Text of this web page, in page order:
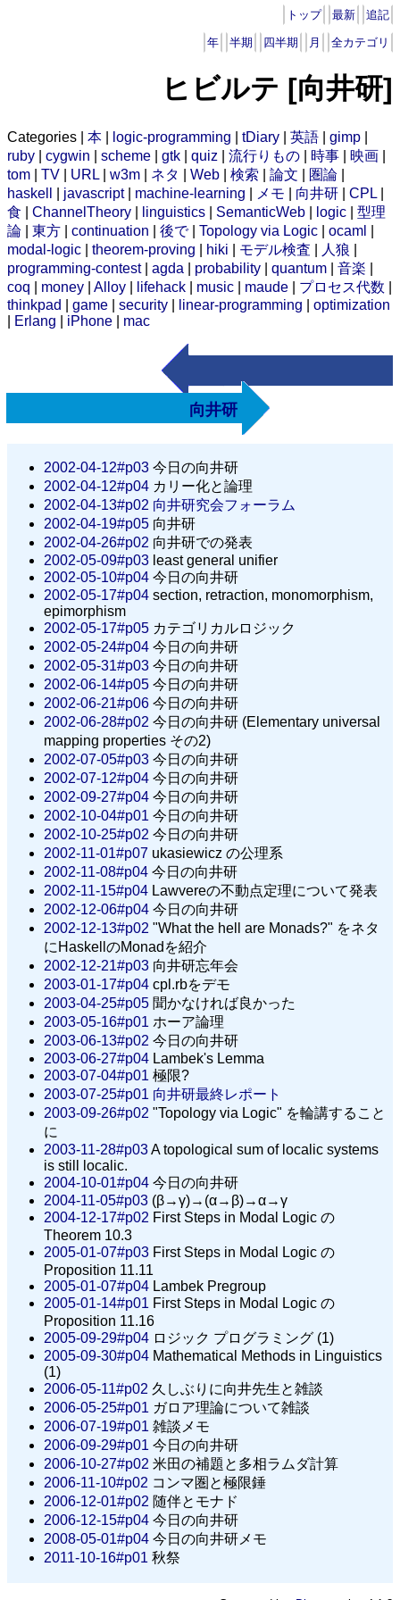
トップ 最新 追記
年 半期 四半期 月 全カテゴリ
ヒビルテ [向井研]
Categories | 本 logic-programming tDiary 英語 gimp
ruby
cygwin scheme gtk quiz 流行りもの 時事 映画
tom
TV URL w3m ネタ Web 検索 論文 圏論
haskell
javascript| machine-learning メモ 向井研 CPL
食
ChannelTheory linguistics SemanticWeb logic
型理
論
東方 continuation 後で| Topology via Logic ocaml
modal-logic
theorem-proving hiki モデル検査 人狼
programming-contest| agda probability quantum 音楽
coq
money Alloy lifehack music maude プロセス代数
thinkpad
game security linear-programming
optimization
Erlang iPhone mac
向井研
2002-04-12#p03 今日の向井研
2002-04-12#p04 カリー化と論理
2002-04-13#p02 向井研究会フォーラム
2002-04-19#p05 向井研
2002-04-26#p02 向井研での発表
2002-05-09#p03 least general unifier
2002-05-10#p04 今日の向井研
2002-05-17#p04 section, retraction, monomorphism,
epimorphism
2002-05-17#p05 カテゴリカルロジック
2002-05-24#p04 今日の向井研
2002-05-31#p03 今日の向井研
2002-06-14#p05 今日の向井研
2002-06-21#p06 今日の向井研
2002-06-28#p02 今日の向井研 (Elementary universal
mapping properties その2)
2002-07-05#p03 今日の向井研
2002-07-12#p04 今日の向井研
2002-09-27#p04 今日の向井研
2002-10-04#p01 今日の向井研
2002-10-25#p02 今日の向井研
2002-11-01#p07 ukasiewicz の公理系
2002-11-08#p04 今日の向井研
2002-11-15#p04 Lawvereの不動点定理について発表
2002-12-06#p04 今日の向井研
2002-12-13#p02 "What the hell are Monads?" をネタ
にHaskellのMonadを紹介
2002-12-21#p03 向井研忘年会
2003-01-17#p04 cpl.rbをデモ
2003-04-25#p05 聞かなければ良かった
2003-05-16#p01 ホーア論理
2003-06-13#p02 今日の向井研
2003-06-27#p04 Lambek's Lemma
2003-07-04#p01 極限?
2003-07-25#p01 向井研最終レポート
2003-09-26#p02 "Topology via Logic" を輪講すること
に
2003-11-28#p03A topological sum of localic systems
is still localic.
2004-10-01#p04 今日の向井研
2004-11-05#p03 (β→γ)→(α→β)→α→γ
2004-12-17#p02 First Steps in Modal Logic の
Theorem 10.3
2005-01-07#p03 First Steps in Modal Logic の
Proposition 11.11
2005-01-07#p04 Lambek Pregroup
2005-01-14#p01 First Steps in Modal Logic の
Proposition 11.16
2005-09-29#p04 ロジック プログラミング (1)
2005-09-30#p04 Mathematical Methods in Linguistics
(1)
2006-05-11#p02 久しぶりに向井先生と雑談
2006-05-25#p01 ガロア理論について雑談
2006-07-19#p01 雑談メモ
2006-09-29#p01 今日の向井研
2006-10-27#p02 米田の補題と多相ラムダ計算
2006-11-10#p02 コンマ圏と極限錘
2006-12-01#p02 随伴とモナド
2006-12-15#p04 今日の向井研
2008-05-01#p04 今日の向井研メモ
2011-10-16#p01 秋祭